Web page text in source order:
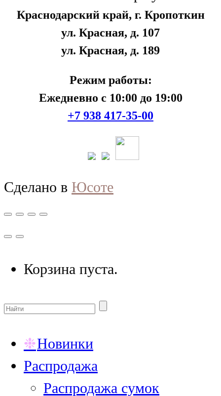
Краснодарский край, г. Кропоткин
ул. Красная, д. 107
ул. Красная, д. 189
Режим работы:
Ежедневно с 10:00 до 19:00
+7 938 417-35-00
Сделано в Юсоте
Корзина пуста.
Новинки
Распродажа
Распродажа сумок